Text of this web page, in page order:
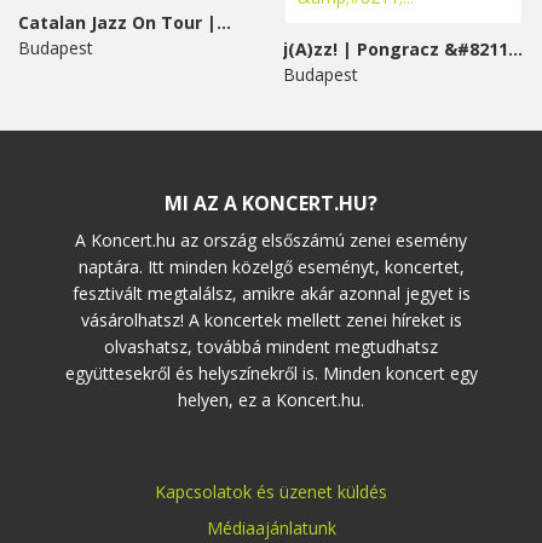
Catalan Jazz On Tour |...
Budapest
j(A)zz! | Pongracz &#8211;...
Budapest
MI AZ A KONCERT.HU?
A Koncert.hu az ország elsőszámú zenei esemény
naptára. Itt minden közelgő eseményt, koncertet,
fesztivált megtalálsz, amikre akár azonnal jegyet is
vásárolhatsz! A koncertek mellett zenei híreket is
olvashatsz, továbbá mindent megtudhatsz
együttesekről és helyszínekről is. Minden koncert egy
helyen, ez a Koncert.hu.
Kapcsolatok és üzenet küldés
Médiaajánlatunk